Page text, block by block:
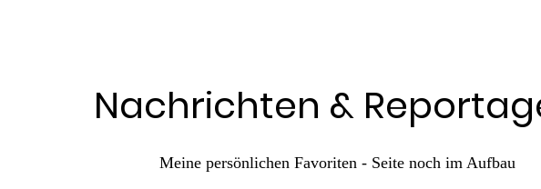
Nachrichten &
Meine persönlichen Favoriten - Seite noch im Aufbau